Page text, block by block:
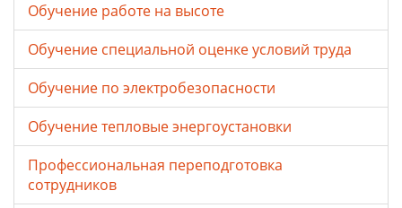
Обучение работе на высоте
Обучение специальной оценке условий труда
Обучение по электробезопасности
Обучение тепловые энергоустановки
Профессиональная переподготовка
сотрудников